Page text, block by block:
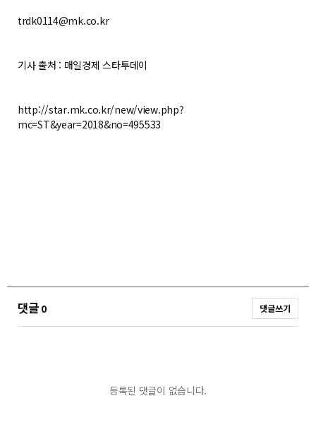
trdk0114@mk.co.kr
기사 출처 : 매일경제 스타투데이
http://star.mk.co.kr/new/view.php?
mc=ST&year=2018&no=495533
댓글0 댓글쓰기
등록된 댓글이 없습니다.